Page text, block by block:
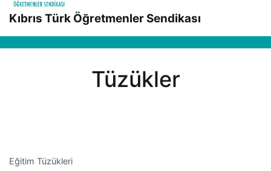
Kıbrıs Türk Öğretmenler Sendikası
Tüzükler
Eğitim Tüzükleri